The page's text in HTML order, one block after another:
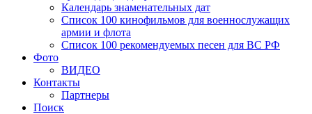
Календарь знаменательных дат
Список 100 кинофильмов для военнослужащих
армии и флота
Список 100 рекомендуемых песен для ВС РФ
Фото
ВИДЕО
Контакты
Партнеры
Поиск